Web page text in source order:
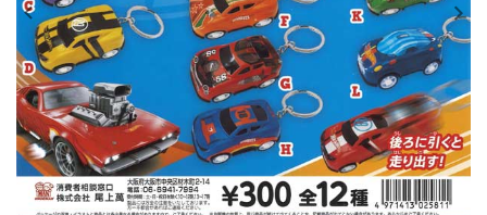
販促用空カプセル
レンタル
景品・玩具・文具
販促用カプセルトイ